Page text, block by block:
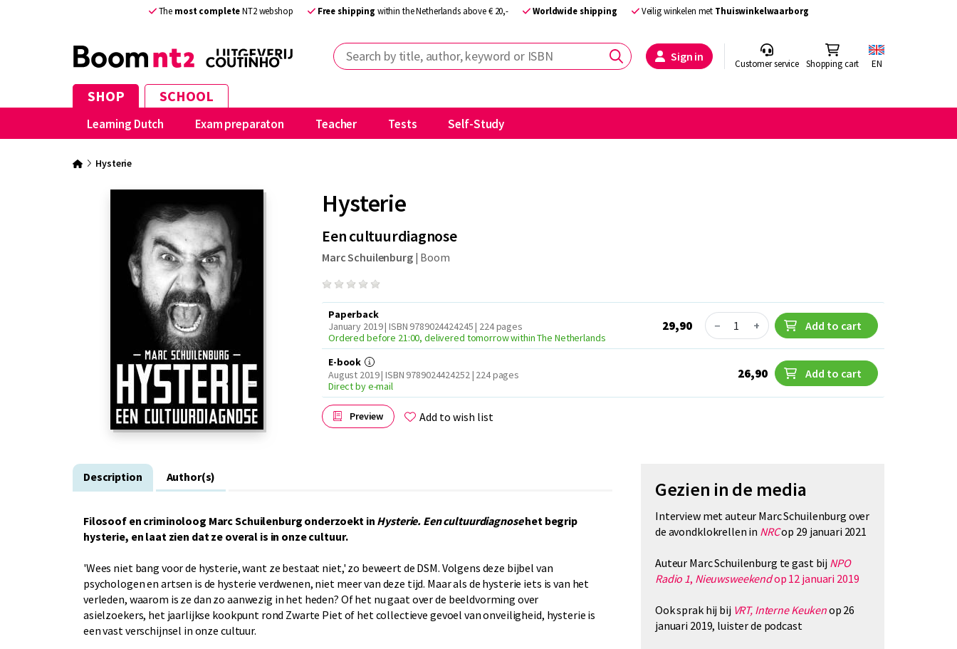
The most completeNT2 webshop Free shipping within the Netherlands above € 20,- Worldwide shipping Veilig winkelen met Thuiswinkelwaarborg
Search by title, author, keyword or ISBN Sign in Customer service Shopping cart EN
SHOP SCHOOL
Learning Dutch Exam preparaton Teacher Tests Self-Study
Hysterie
Hysterie
Een cultuurdiagnose
Marc Schuilenburg| Boom
Paperback
January 2019 | ISBN 9789024424245| 224 pages
Ordered before 21:00, delivered tomorrow within The Netherlands
29,90 Quantity
− + Add to cart
E-book
August 2019 | ISBN 9789024424252| 224 pages
Direct by e-mail
26,90 Add to cart
Preview Add to wish list
Description Author(s)
Filosoof en criminoloog Marc Schuilenburg onderzoekt in Hysterie. Een cultuurdiagnosehet begrip
hysterie, en laat zien dat ze overal is in onze cultuur.
'Wees niet bang voor de hysterie, want ze bestaat niet,' zo beweert de DSM. Volgens deze bijbel van
psychologen en artsen is de hysterie verdwenen, niet meer van deze tijd. Maar als de hysterie iets is van het
verleden, waarom is ze dan zo aanwezig in het heden? Of het nu gaat over de beeldvorming over
asielzoekers, het jaarlijkse kookpunt rond Zwarte Piet of het collectieve gevoel van onveiligheid, hysterie is
een vast verschijnsel in onze cultuur.
Gezien in de media
Interview met auteur Marc Schuilenburg over
de avondklokrellen in NRCop 29 januari 2021
Auteur Marc Schuilenburg te gast bij NPO
Radio 1, Nieuwsweekendop 12 januari 2019
Ook sprak hij bij VRT, Interne Keukenop 26
januari 2019, luister de podcast